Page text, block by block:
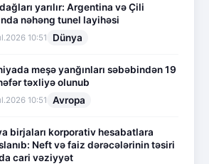
yarılır: Argentina və Çili
nəhəng tunel layihəsi
10:51 Dünya
meşə yanğınları səbəbindən 19
təxliyə olunub
10:51 Avropa
birjaları korporativ hesabatlara
Neft və faiz dərəcələrinin təsiri
cari vəziyyət